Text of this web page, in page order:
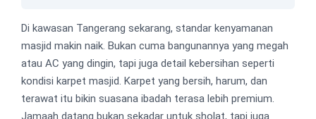
Di kawasan Tangerang sekarang, standar kenyamanan
masjid makin naik. Bukan cuma bangunannya yang megah
atau AC yang dingin, tapi juga detail kebersihan seperti
kondisi karpet masjid. Karpet yang bersih, harum, dan
terawat itu bikin suasana ibadah terasa lebih premium.
Jamaah datang bukan sekadar untuk sholat, tapi juga